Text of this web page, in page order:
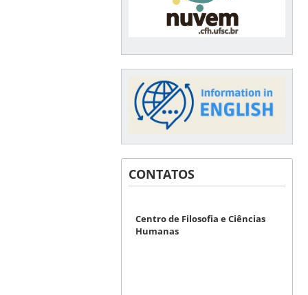
CONTATOS
Centro de Filosofia e Ciências
Humanas